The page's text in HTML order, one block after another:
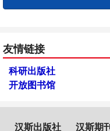
友情链接
科研出版社
开放图书馆
汉斯出版社 汉斯期刊